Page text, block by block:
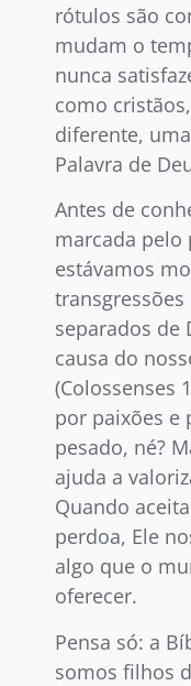
rótulos são
mudam o
nunca
como
diferente,
Palavra de
Antes de
marcada pelo
estávamos
transgressões
separados de
causa do
(Colossenses
por paixões e
pesado, né?
ajuda a
Quando
perdoa, Ele
algo que o
oferecer.
Pensa só: a
somos filhos